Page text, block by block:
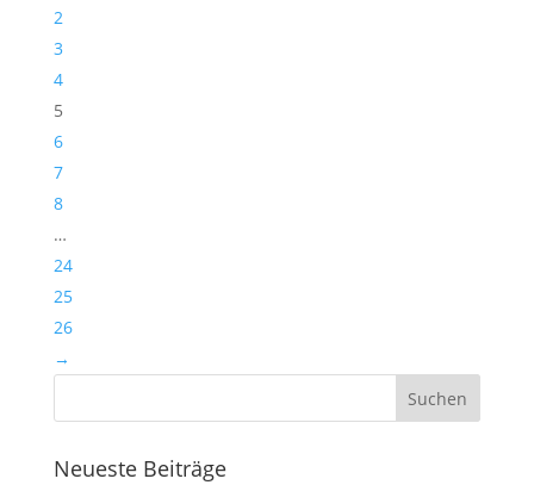
2
3
4
5
6
7
8
…
24
25
26
→
Neueste Beiträge